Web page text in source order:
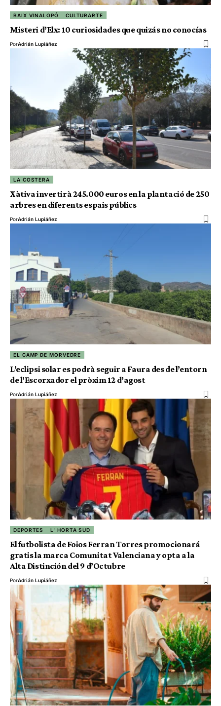
BAIX VINALOPÓ CULTURARTE
Misteri d’Elx: 10 curiosidades que quizás no conocías
PorAdrián Lupiáñez
LA COSTERA
Xàtiva invertirà 245.000 euros en la plantació de 250
arbres en diferents espais públics
PorAdrián Lupiáñez
EL CAMP DE MORVEDRE
L’eclipsi solar es podrà seguir a Faura des de l’entorn
de l’Escorxador el pròxim 12 d’agost
PorAdrián Lupiáñez
DEPORTES L' HORTA SUD
El futbolista de Foios Ferran Torres promocionará
gratis la marca Comunitat Valenciana y opta a la
Alta Distinción del 9 d’Octubre
PorAdrián Lupiáñez